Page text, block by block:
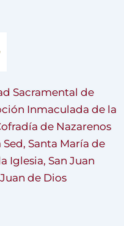
Sacramental de
Inmaculada de la
de Nazarenos
Santa María de
Iglesia, San Juan
de Dios